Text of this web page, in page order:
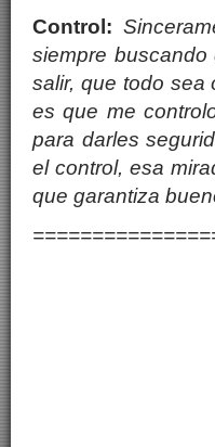
Control:
siempre
salir, que todo sea
es que me
para darles
el control, esa
que garantiza